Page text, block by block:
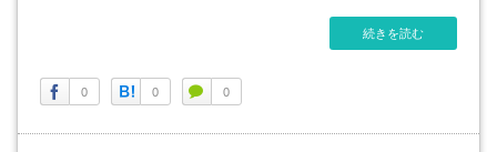
続きを読む
0 0 0